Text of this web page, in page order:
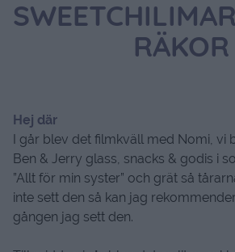
RÄKOR
Hej där
I går blev det filmkväll med Nomi, vi
Ben & Jerry glass, snacks & godis i
”Allt för min syster” och grät så
inte sett den så kan jag
gången jag sett den.